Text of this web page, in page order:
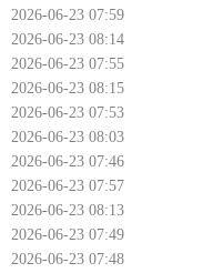
2026-06-23 07:59
2026-06-23 08:14
2026-06-23 07:55
2026-06-23 08:15
2026-06-23 07:53
2026-06-23 08:03
2026-06-23 07:46
2026-06-23 07:57
2026-06-23 08:13
2026-06-23 07:49
2026-06-23 07:48